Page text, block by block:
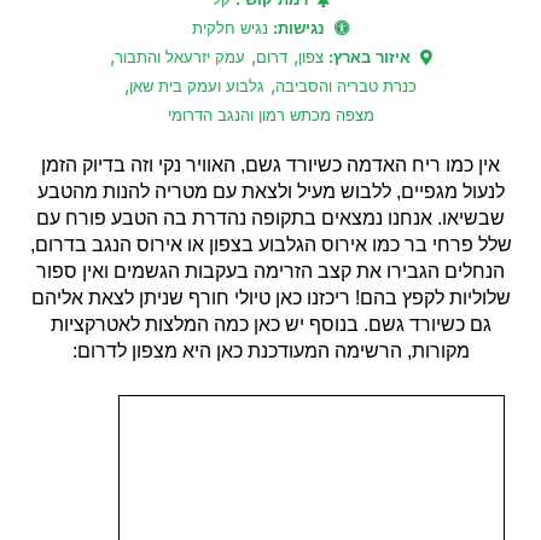
נגישות: נגיש חלקית
איזור בארץ:צפון, דרום, עמק יזרעאל והתבור,
כנרת טבריה והסביבה, גלבוע ועמק בית שאן,
מצפה מכתש רמון והנגב הדרומי
אין כמו ריח האדמה כשיורד גשם, האוויר נקי וזה בדיוק הזמן
לנעול מגפיים, ללבוש מעיל ולצאת עם מטריה להנות מהטבע
שבשיאו. אנחנו נמצאים בתקופה נהדרת בה הטבע פורח עם
שלל פרחי בר כמו אירוס הגלבוע בצפון או אירוס הנגב בדרום,
הנחלים הגבירו את קצב הזרימה בעקבות הגשמים ואין ספור
שלוליות לקפץ בהם! ריכזנו כאן טיולי חורף שניתן לצאת אליהם
גם כשיורד גשם. בנוסף יש כאן כמה המלצות לאטרקציות
מקורות, הרשימה המעודכנת כאן היא מצפון לדרום: